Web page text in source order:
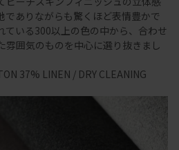
でありながらも驚くほど表情豊かで
ている300以上の色の中から、合わせ
雰囲気のものを中心に選り抜きまし
37% LINEN / DRY CLEANING